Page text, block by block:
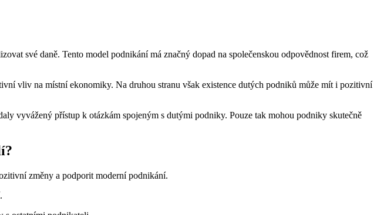
své daně. Tento model podnikání má značný dopad na společenskou odpovědnost firem, což
vliv na místní ekonomiky. Na druhou stranu však existence dutých podniků může mít i pozitivní
vyvážený přístup k otázkám spojeným s dutými podniky. Pouze tak mohou podniky skutečně
změny a podporit moderní podnikání.